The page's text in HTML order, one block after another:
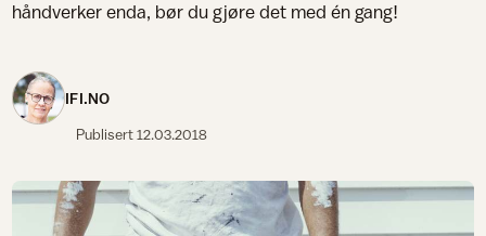
håndverker enda, bør du gjøre det med én gang!
IFI.NO
Publisert12.03.2018